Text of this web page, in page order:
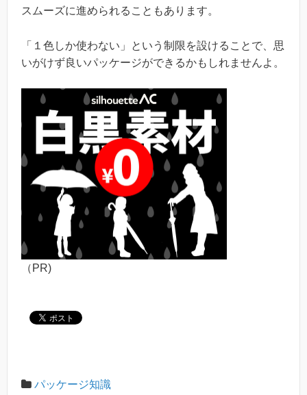
スムーズに進められることもあります。
「１色しか使わない」という制限を設けることで、思
いがけず良いパッケージができるかもしれませんよ。
（PR)
パッケージ知識